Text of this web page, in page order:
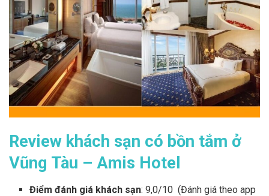
Review khách sạn có bồn tắm ở
Vũng Tàu – Amis Hotel
Điểm đánh giá khách sạn: 9,0/10 (Đánh giá theo app